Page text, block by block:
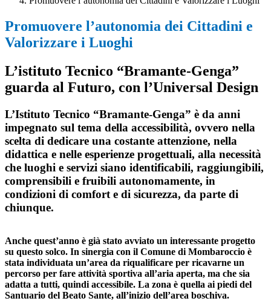
Promuovere l’autonomia dei Cittadini e
Valorizzare i Luoghi
L’istituto Tecnico “Bramante-Genga”
guarda al Futuro, con l’Universal Design
L’Istituto Tecnico “Bramante-Genga” è da anni
impegnato sul tema della accessibilità, ovvero nella
scelta di dedicare una costante attenzione, nella
didattica e nelle esperienze progettuali, alla necessità
che luoghi e servizi siano identificabili, raggiungibili,
comprensibili e fruibili autonomamente, in
condizioni di comfort e di sicurezza, da parte di
chiunque.
Anche quest’anno è già stato avviato un interessante progetto
su questo solco. In sinergia con il Comune di Mombaroccio è
stata individuata un’area da riqualificare per ricavarne un
percorso per fare attività sportiva all’aria aperta, ma che sia
adatta a tutti, quindi accessibile. La zona è quella ai piedi del
Santuario del Beato Sante, all’inizio dell’area boschiva.